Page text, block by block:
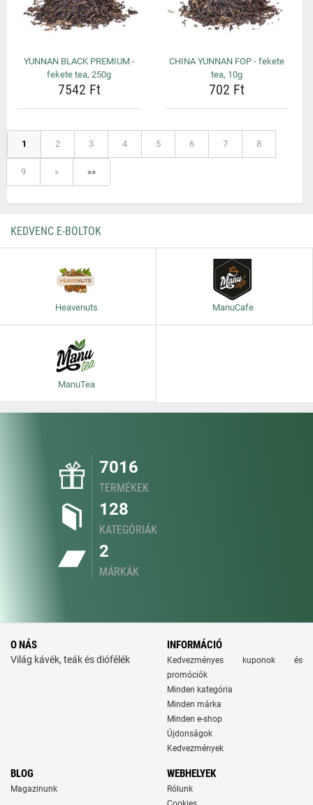
YUNNAN BLACK PREMIUM -
fekete tea, 250g
7542 Ft
CHINA YUNNAN FOP - fekete
tea, 10g
702 Ft
1 2 3 4 5 6 7 8
9 » »»
KEDVENC E-BOLTOK
Heavenuts ManuCafe
ManuTea
7016
TERMÉKEK
128
KATEGÓRIÁK
2
MÁRKÁK
O NÁS
Világ kávék, teák és diófélék
INFORMÁCIÓ
Kedvezményes kuponok és
promóciók
Minden kategória
Minden márka
Minden e-shop
Újdonságok
Kedvezmények
BLOG
Magazinunk
WEBHELYEK
Rólunk